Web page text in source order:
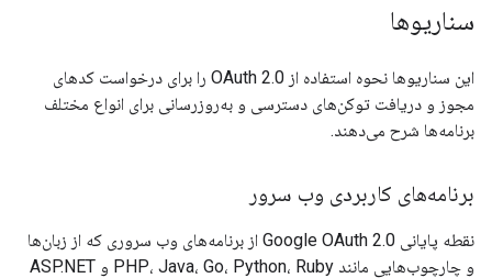
سناریوها
این سناریوها نحوه استفاده از OAuth 2.0 را برای درخواست کدهای
مجوز و دریافت توکن‌های دسترسی و به‌روزرسانی برای انواع مختلف
برنامه‌ها شرح می‌دهند.
برنامه‌های کاربردی وب سرور
نقطه پایانی Google OAuth 2.0 از برنامه‌های وب سروری که از زبان‌ها
و چارچوب‌هایی مانند PHP، Java، Go، Python، Ruby و ASP.NET